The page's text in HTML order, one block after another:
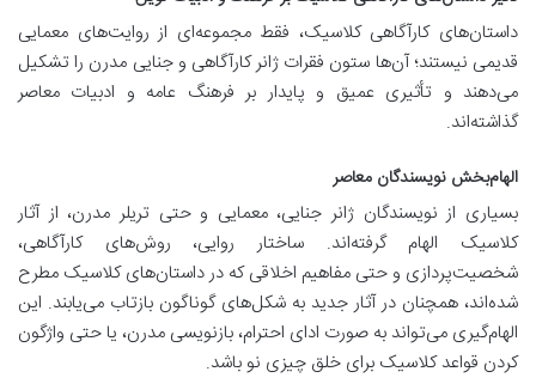
داستان‌های کارآگاهی کلاسیک، فقط مجموعه‌ای از روایت‌های معمایی
قدیمی نیستند؛ آن‌ها ستون فقرات ژانر کارآگاهی و جنایی مدرن را تشکیل
می‌دهند و تأثیری عمیق و پایدار بر فرهنگ عامه و ادبیات معاصر
گذاشته‌اند.
الهام‌بخش نویسندگان معاصر
بسیاری از نویسندگان ژانر جنایی، معمایی و حتی تریلر مدرن، از آثار
کلاسیک الهام گرفته‌اند. ساختار روایی، روش‌های کارآگاهی،
شخصیت‌پردازی و حتی مفاهیم اخلاقی که در داستان‌های کلاسیک مطرح
شده‌اند، همچنان در آثار جدید به شکل‌های گوناگون بازتاب می‌یابند. این
الهام‌گیری می‌تواند به صورت ادای احترام، بازنویسی مدرن، یا حتی واژگون
کردن قواعد کلاسیک برای خلق چیزی نو باشد.